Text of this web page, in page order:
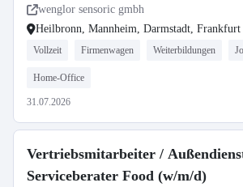
wenglor sensoric gmbh
Heilbronn, Mannheim, Darmstadt,
Vollzeit Firmenwagen Weiterbildungen
Home-Office
31.07.2026
Vertriebsmitarbeiter /
Serviceberater Food (w/m/d)